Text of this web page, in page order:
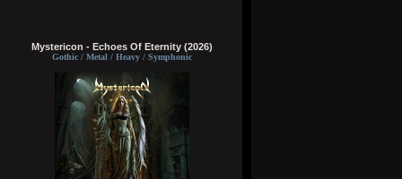
Mystericon - Echoes Of Eternity (2026)
Gothic / Metal / Heavy / Symphonic